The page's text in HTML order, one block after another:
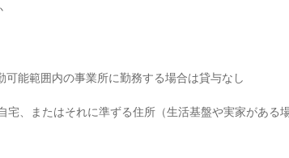
能範囲内の事業所に勤務する場合は貸与なし
、またはそれに準ずる住所（生活基盤や実家がある場